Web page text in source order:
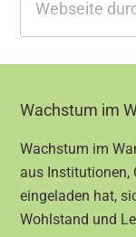
durchsuchen
Footer
Wachstum im
Wachstum im
aus Institutionen,
eingeladen hat,
Wohlstand und